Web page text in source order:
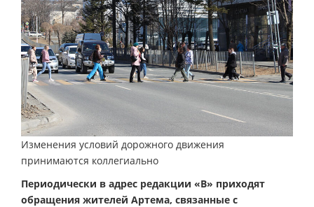
Изменения условий дорожного движения
принимаются коллегиально
Периодически в адрес редакции «В» приходят
обращения жителей Артема, связанные с